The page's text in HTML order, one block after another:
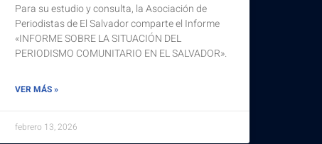
Para su estudio y consulta, la Asociación de
Periodistas de El Salvador comparte el Informe
«INFORME SOBRE LA SITUACIÓN DEL
PERIODISMO COMUNITARIO EN EL SALVADOR».
VER MÁS »
febrero 13, 2026